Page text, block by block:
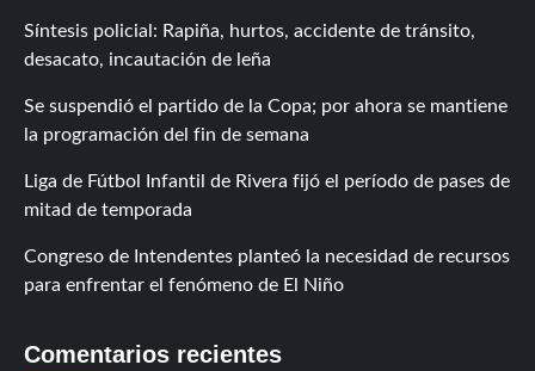
Síntesis policial: Rapiña, hurtos, accidente de tránsito,
desacato, incautación de leña
Se suspendió el partido de la Copa; por ahora se mantiene
la programación del fin de semana
Liga de Fútbol Infantil de Rivera fijó el período de pases de
mitad de temporada
Congreso de Intendentes planteó la necesidad de recursos
para enfrentar el fenómeno de El Niño
Comentarios recientes